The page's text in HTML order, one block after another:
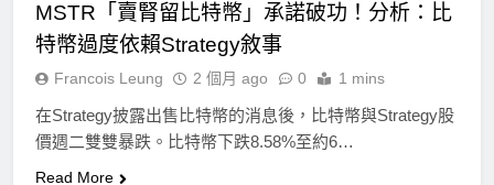
MSTR「賣腎留比特幣」承諾破功！分析：比
特幣過度依賴Strategy敘事
Francois Leung 2 個月 ago 0 1 mins
在Strategy披露出售比特幣的消息後，比特幣與Strategy股
價週二雙雙暴跌。比特幣下跌8.58%至約6…
Read More